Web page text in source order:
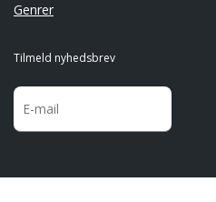
Genrer
Tilmeld nyhedsbrev